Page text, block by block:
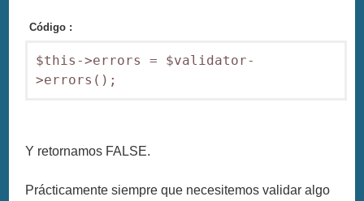
Código :
$this->errors = $validator-
>errors();
Y retornamos FALSE.
Prácticamente siempre que necesitemos validar algo